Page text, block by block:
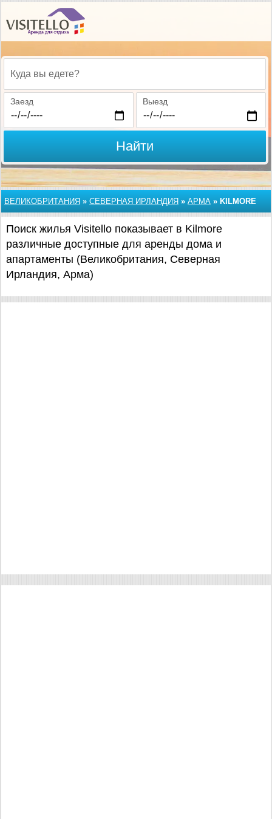
Куда вы едете?
Заезд Выезд
Найти
ВЕЛИКОБРИТАНИЯ » СЕВЕРНАЯ ИРЛАНДИЯ » АРМА » KILMORE
Поиск жилья Visitello показывает в Kilmore
различные доступные для аренды дома и
апартаменты (Великобритания, Северная
Ирландия, Арма)